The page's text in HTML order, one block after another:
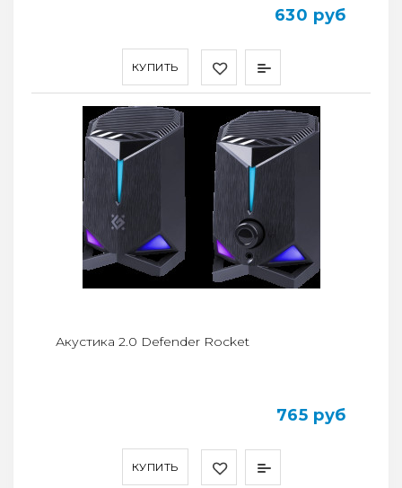
КУПИТЬ
630 руб
КУПИТЬ
Акустика 2.0 Defender Rocket
765 руб